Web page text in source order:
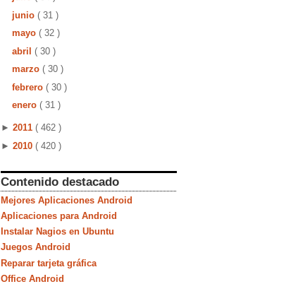
junio ( 31 )
mayo ( 32 )
abril ( 30 )
marzo ( 30 )
febrero ( 30 )
enero ( 31 )
► 2011 ( 462 )
► 2010 ( 420 )
Contenido destacado
Mejores Aplicaciones Android
Aplicaciones para Android
Instalar Nagios en Ubuntu
Juegos Android
Reparar tarjeta gráfica
Office Android